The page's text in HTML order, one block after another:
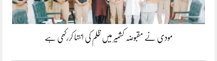
مودی نے مقبوضہ کشمیر میں ظلم کی انتہا کررکھی ہے